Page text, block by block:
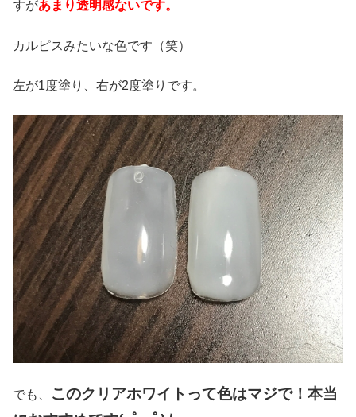
すがあまり透明感ないです。
カルピスみたいな色です（笑）
左が1度塗り、右が2度塗りです。
でも、
このクリアホワイトって色はマジで！本当